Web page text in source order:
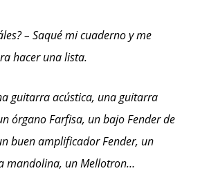
– Saqué mi cuaderno y me
hacer una lista.
guitarra acústica, una guitarra
órgano Farfisa, un bajo Fender de
buen amplificador Fender, un
mandolina, un Mellotron…